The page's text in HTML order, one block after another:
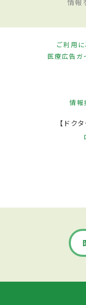
情報
ご利用
医療広告ガ
情報
【ドク